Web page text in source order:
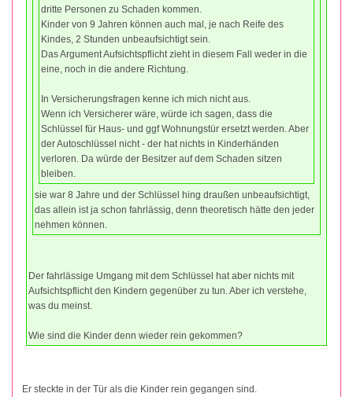
dritte Personen zu Schaden kommen.
Kinder von 9 Jahren können auch mal, je nach Reife des
Kindes, 2 Stunden unbeaufsichtigt sein.
Das Argument Aufsichtspflicht zieht in diesem Fall weder in die
eine, noch in die andere Richtung.
In Versicherungsfragen kenne ich mich nicht aus.
Wenn ich Versicherer wäre, würde ich sagen, dass die
Schlüssel für Haus- und ggf Wohnungstür ersetzt werden. Aber
der Autoschlüssel nicht - der hat nichts in Kinderhänden
verloren. Da würde der Besitzer auf dem Schaden sitzen
bleiben.
sie war 8 Jahre und der Schlüssel hing draußen unbeaufsichtigt,
das allein ist ja schon fahrlässig, denn theoretisch hätte den jeder
nehmen können.
Der fahrlässige Umgang mit dem Schlüssel hat aber nichts mit
Aufsichtspflicht den Kindern gegenüber zu tun. Aber ich verstehe,
was du meinst.
Wie sind die Kinder denn wieder rein gekommen?
Er steckte in der Tür als die Kinder rein gegangen sind.